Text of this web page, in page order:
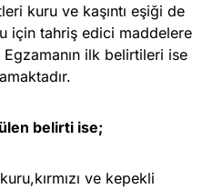
kuru ve kaşıntı eşiği de
için tahriş edici maddelere
ilk belirtileri ise
belirti ise;
ve kepekli